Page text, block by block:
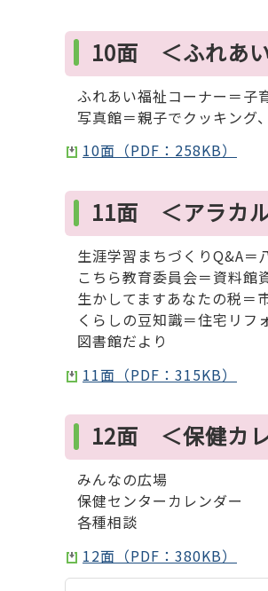
10面 ＜ふれあ
ふれあい福祉コーナー＝子
写真館＝親子でクッキング
10面（PDF：258KB）
11面 ＜アラカ
生涯学習まちづくりQ&A＝
こちら教育委員会＝資料館
生かしてますあなたの税＝
くらしの豆知識＝住宅リフ
図書館だより
11面（PDF：315KB）
12面 ＜保健カ
みんなの広場
保健センターカレンダー
各種相談
12面（PDF：380KB）